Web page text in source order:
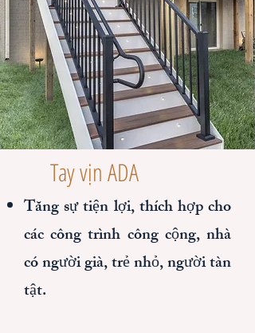
Tay vịn ADA
Tăng sự tiện lợi, thích hợp cho
các công trình công cộng, nhà
có người già, trẻ nhỏ, người tàn
tật.